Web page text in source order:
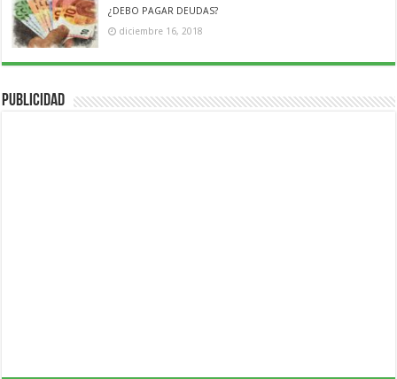
¿DEBO PAGAR DEUDAS?
diciembre 16, 2018
Publicidad